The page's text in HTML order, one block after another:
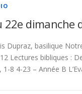
22e dimanche
Dupraz, basilique
Lectures bibliques :
1-8 4-23 – Année B